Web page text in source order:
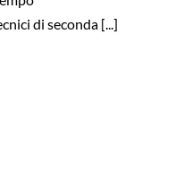
di seconda [...]